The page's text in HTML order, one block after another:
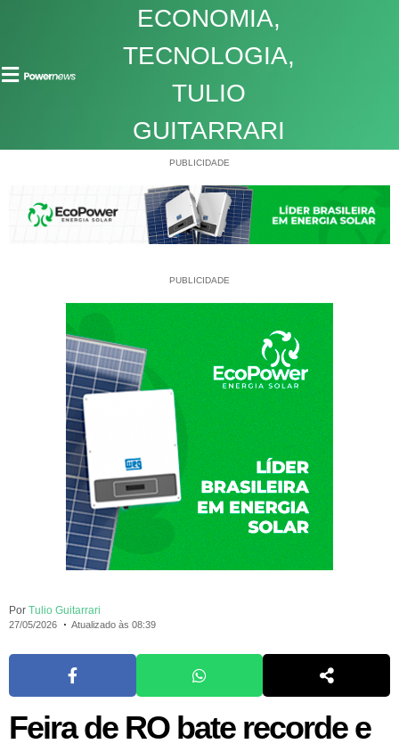
ECONOMIA,
TECNOLOGIA,
TULIO
GUITARRARI
PUBLICIDADE
PUBLICIDADE
Por Tulio Guitarrari
27/05/2026 Atualizado às 08:39
Feira de RO bate recorde e